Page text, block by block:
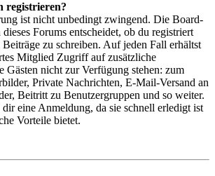
registrieren?
ist nicht unbedingt zwingend. Die Board-
Forums entscheidet, ob du registriert
Beiträge zu schreiben. Auf jeden Fall erhältst
Mitglied Zugriff auf zusätzliche
Gästen nicht zur Verfügung stehen: zum
Private Nachrichten, E-Mail-Versand an
Beitritt zu Benutzergruppen und so weiter.
eine Anmeldung, da sie schnell erledigt ist
Vorteile bietet.